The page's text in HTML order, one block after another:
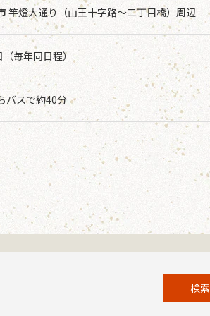
竿燈大通り（山王十字路～二丁目橋）周辺
毎年同日程）
バスで約40分
検索